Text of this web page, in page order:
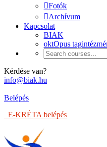
Fotók
Archívum
Kapcsolat
BIAK
oktOpus
Kérdése van?
info@biak.hu
Belépés
E-KRÉTA belépés